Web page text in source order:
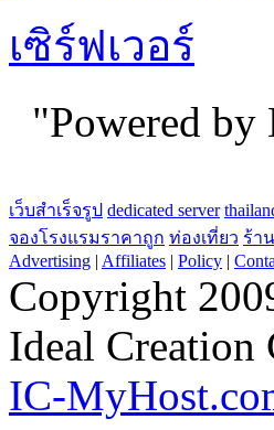
เซิร์ฟเวอร์
"Powered
จองโรงแรมราคาถูก ท่องเที่ยว ร้า
Advertising|Affiliates |Policy|
Copyright
Ideal Creation
IC-